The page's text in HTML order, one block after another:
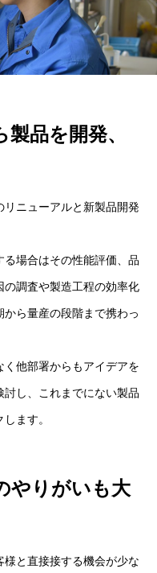
品を開発、
ニューアルと新製品開発
場合はその性能評価、品
調査や製造工程の効率化
ら量産の段階まで携わっ
他部署からもアイデアを
し、これまでにない製品
ます。
やりがいも大
と直接接する機会が少な